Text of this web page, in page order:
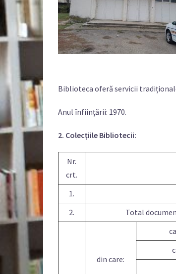
Biblioteca oferă servicii
Anul înființării: 1970.
2. Colecțiile Bibliotecii:
Nr.
crt.
1.
2.
Total
din care: